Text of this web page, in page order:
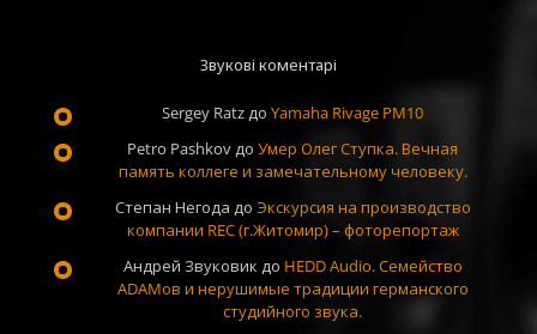
Звукові коментарі
Sergey Ratzдо Yamaha Rivage PM10
Petro Pashkovдо Умер Олег Ступка. Вечная
память коллеге и замечательному человеку.
Степан Негода до Экскурсия на производство
компании REC (г.Житомир) – фоторепортаж
Андрей Звуковик до HEDD Audio. Семейство
ADAMов и нерушимые традиции германского
студийного звука.